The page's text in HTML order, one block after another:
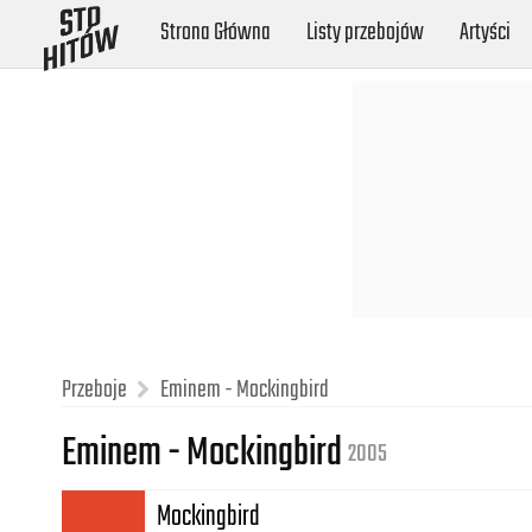
Strona Główna Listy przebojów Artyści
Przeboje Eminem - Mockingbird
Eminem - Mockingbird2005
Mockingbird